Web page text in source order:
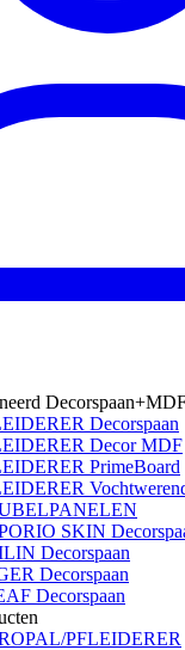
Decorspaan
Decor MDF
PrimeBoard
SKIN
Decorspaan
Decorspaan
Decorspaan
PFLEIDERER